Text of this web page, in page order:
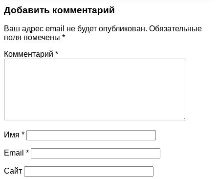
Добавить комментарий
Ваш адрес email не будет опубликован. Обязательные
поля помечены *
Комментарий *
Имя *
Email *
Сайт